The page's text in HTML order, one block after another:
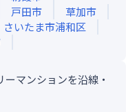
戸田市
草加市
さいたま市浦和区
マンションを沿線・